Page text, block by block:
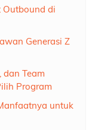
Outbound di
Generasi Z
dan Team
Program
untuk